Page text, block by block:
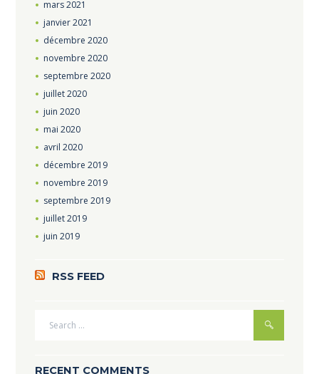
mars2021
janvier2021
décembre 2020
novembre 2020
septembre 2020
juillet2020
juin 2020
mai 2020
avril 2020
décembre 2019
novembre 2019
septembre 2019
juillet2019
juin 2019
RSS FEED
RECENT COMMENTS